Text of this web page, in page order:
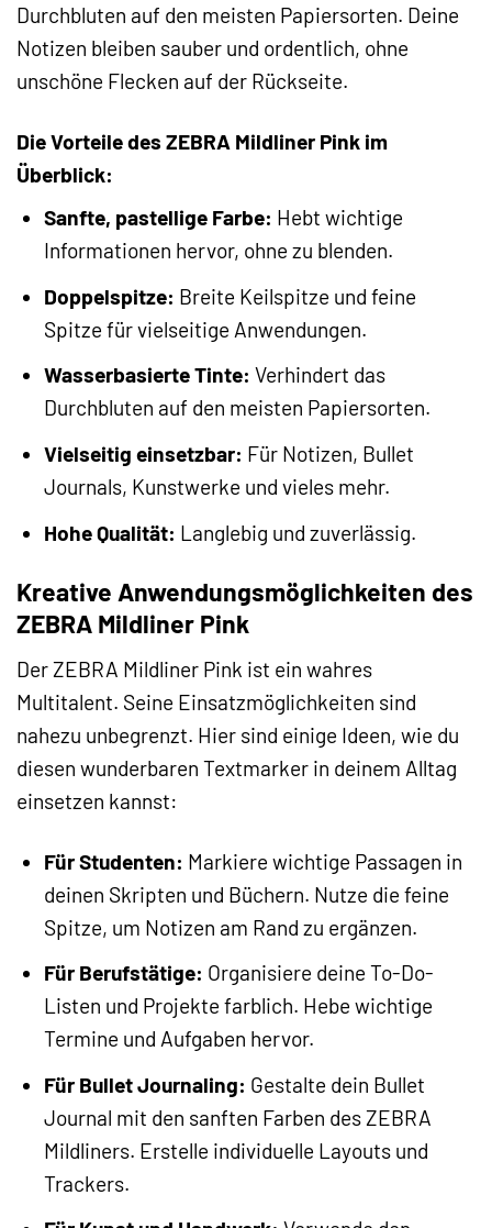
Durchbluten auf den meisten Papiersorten. Deine
Notizen bleiben sauber und ordentlich, ohne
unschöne Flecken auf der Rückseite.
Die Vorteile des ZEBRA Mildliner Pink im
Überblick:
Sanfte, pastellige Farbe: Hebt wichtige
Informationen hervor, ohne zu blenden.
Doppelspitze: Breite Keilspitze und feine
Spitze für vielseitige Anwendungen.
Wasserbasierte Tinte: Verhindert das
Durchbluten auf den meisten Papiersorten.
Vielseitig einsetzbar: Für Notizen, Bullet
Journals, Kunstwerke und vieles mehr.
Hohe Qualität: Langlebig und zuverlässig.
Kreative Anwendungsmöglichkeiten des
ZEBRA Mildliner Pink
Der ZEBRA Mildliner Pink ist ein wahres
Multitalent. Seine Einsatzmöglichkeiten sind
nahezu unbegrenzt. Hier sind einige Ideen, wie du
diesen wunderbaren Textmarker in deinem Alltag
einsetzen kannst:
Für Studenten: Markiere wichtige Passagen in
deinen Skripten und Büchern. Nutze die feine
Spitze, um Notizen am Rand zu ergänzen.
Für Berufstätige: Organisiere deine To-Do-
Listen und Projekte farblich. Hebe wichtige
Termine und Aufgaben hervor.
Für Bullet Journaling: Gestalte dein Bullet
Journal mit den sanften Farben des ZEBRA
Mildliners. Erstelle individuelle Layouts und
Trackers.